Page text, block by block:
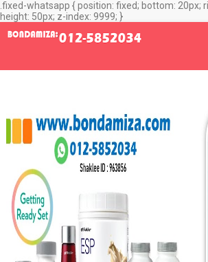
.fixed-whatsapp { position: fixed; bottom: 20px;
height: 50px; z-index: 9999; }